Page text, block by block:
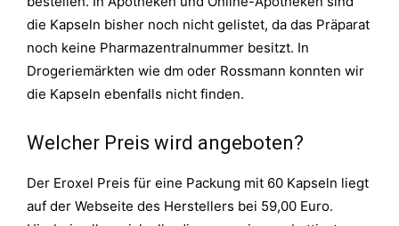
die Kapseln bisher noch nicht gelistet, da das Präparat
noch keine Pharmazentralnummer besitzt. In
Drogeriemärkten wie dm oder Rossmann konnten wir
die Kapseln ebenfalls nicht finden.
Welcher Preis wird angeboten?
Der Eroxel Preis für eine Packung mit 60 Kapseln liegt
auf der Webseite des Herstellers bei 59,00 Euro.